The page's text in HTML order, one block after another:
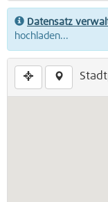
Datensatz
hochladen...